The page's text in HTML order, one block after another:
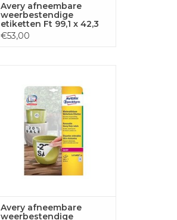
Avery afneembare
weerbestendige
etiketten Ft 99,1 x 42,3
mm (b x h), wit, doos
van 240 etiketten
€53,00
960 etik.
TOEVOEGEN AAN
WINKELWAGEN
Avery afneembare
weerbestendige